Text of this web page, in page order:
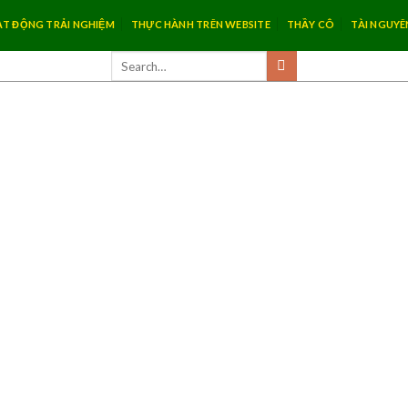
ĐỘNG TRẢI NGHIỆM THỰC HÀNH TRÊN WEBSITE THẦY CÔ TÀI